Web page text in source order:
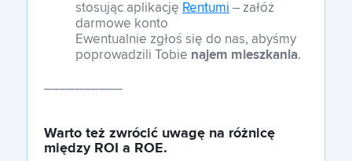
stosując aplikację Rentumi – załóż
darmowe konto
Ewentualnie zgłoś się do nas, abyśmy
poprowadzili Tobie najem mieszkania.
Warto też zwrócić uwagę na różnicę
między ROI a ROE.